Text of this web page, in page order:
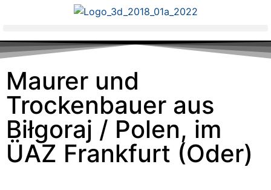
Maurer und
Trockenbauer aus
Biłgoraj / Polen, im
ÜAZ Frankfurt (Oder)